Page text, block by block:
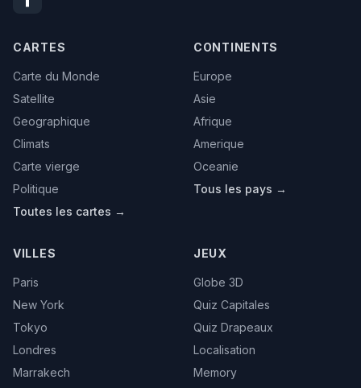
CARTES
Carte du Monde
Satellite
Geographique
Climats
Carte vierge
Politique
Toutes les cartes →
CONTINENTS
Europe
Asie
Afrique
Amerique
Oceanie
Tous les pays →
VILLES
Paris
New York
Tokyo
Londres
Marrakech
JEUX
Globe 3D
Quiz Capitales
Quiz Drapeaux
Localisation
Memory